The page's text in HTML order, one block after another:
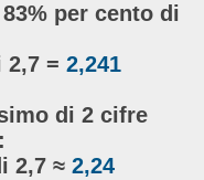
per cento di
2,7 = 2,241
di 2 cifre
2,7 ≈ 2,24